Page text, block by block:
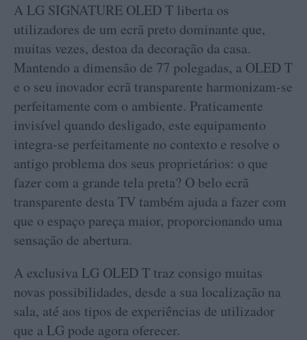
A LG SIGNATURE OLED T liberta os
utilizadores de um ecrã preto dominante que,
muitas vezes, destoa da decoração da casa.
Mantendo a dimensão de 77 polegadas, a OLED T
e o seu inovador ecrã transparente harmonizam-se
perfeitamente com o ambiente. Praticamente
invisível quando desligado, este equipamento
integra-se perfeitamente no contexto e resolve o
antigo problema dos seus proprietários: o que
fazer com a grande tela preta? O belo ecrã
transparente desta TV também ajuda a fazer com
que o espaço pareça maior, proporcionando uma
sensação de abertura.
A exclusiva LG OLED T traz consigo muitas
novas possibilidades, desde a sua localização na
sala, até aos tipos de experiências de utilizador
que a LG pode agora oferecer.